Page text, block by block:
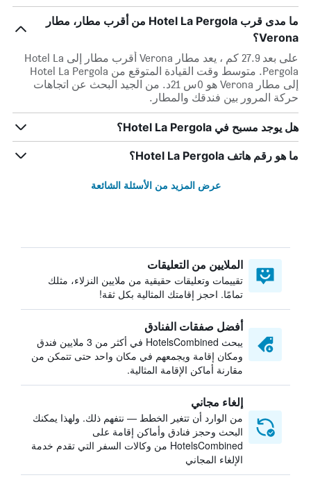
ما مدى قرب Hotel La Pergola من أقرب مطار، مطار
Verona؟
على بعد 27.9 كم ، يعد مطار Verona أقرب مطار إلى Hotel La
Pergola. متوسط وقت القيادة المتوقع من Hotel La Pergola
إلى مطار Verona هو 0س 21د. من الجيد البحث عن اتجاهات
حركة المرور بين فندقك والمطار.
هل يوجد مسبح في Hotel La Pergola؟
ما هو رقم هاتف Hotel La Pergola؟
عرض المزيد من الأسئلة الشائعة
الملايين من التعليقات
تقييمات وتعليقات حقيقية من ملايين النزلاء، مثلك
تمامًا. احجز إقامتك المثالية بكل ثقة!
أفضل صفقات الفنادق
يبحث HotelsCombined في أكثر من 3 ملايين فندق
ومكان إقامة ويجمعهم في مكان واحد حتى تتمكن من
مقارنة أماكن الإقامة المثالية.
إلغاء مجاني
من الوارد أن تتغير الخطط — نتفهم ذلك. ولهذا يمكنك
البحث وحجز فنادق وأماكن إقامة على
HotelsCombined من وكالات السفر التي تقدم خدمة
الإلغاء المجاني